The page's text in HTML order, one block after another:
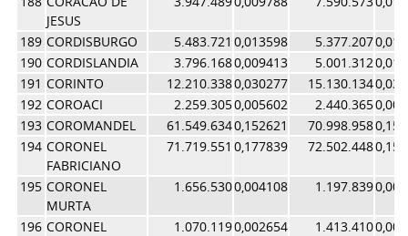
JESUS
189 CORDISBURGO 5.483.721 0,013598 5.377.207
190 CORDISLANDIA 3.796.1680,009413 5.001.312
191 CORINTO 12.210.3380,030277 15.130.134
192 COROACI 2.259.3050,005602 2.440.365
193 COROMANDEL 61.549.6340,152621 70.998.958
194 CORONEL
FABRICIANO
71.719.551 0,177839 72.502.448
195 CORONEL
MURTA
1.656.5300,004108 1.197.839
196 CORONEL
1.070.1190,002654 1.413.410